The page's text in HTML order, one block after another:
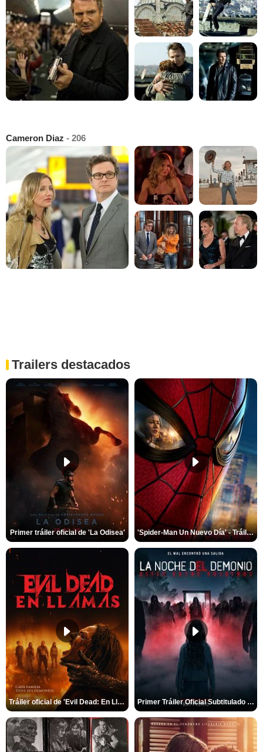
Cameron Diaz - 206
Trailers destacados
Primer tráiler oficial de 'La Odisea' 'Spider-Man Un Nuevo Día' - Tráiler oficial subtitulado
Tráiler oficial de 'Evil Dead: En Llamas' Primer Tráiler Oficial Subtitulado de 'La Noche Del Demonio: Están Entre Nosotros'